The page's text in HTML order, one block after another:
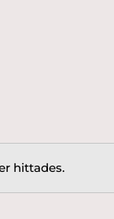
hittades.